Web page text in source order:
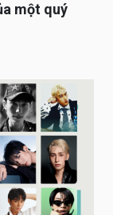
một quý